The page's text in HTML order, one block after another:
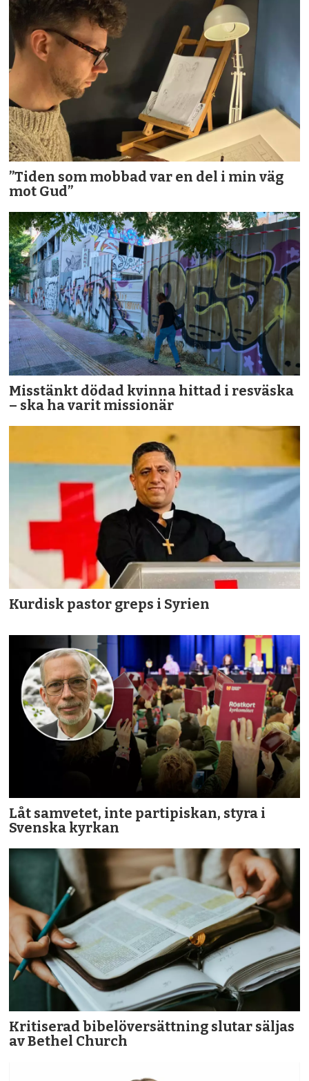
”Tiden som mobbad var en del i min väg
mot Gud”
Misstänkt dödad kvinna hittad i resväska
– ska ha varit missionär
Kurdisk pastor greps i Syrien
Låt samvetet, inte partipiskan, styra i
Svenska kyrkan
Kritiserad bibelöversättning slutar säljas
av Bethel Church